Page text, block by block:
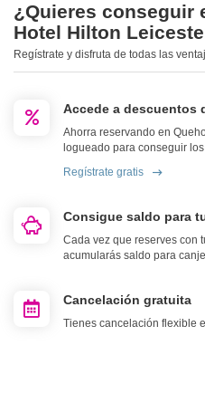
¿Quieres conseguir
Hotel Hilton
Regístrate y disfruta de todas las
Accede a descuentos
Ahorra reservando en
logueado para conseguir
Regístrate gratis
Consigue saldo para
Cada vez que reserves con
acumularás saldo para
Cancelación gratuita
Tienes cancelación flexible